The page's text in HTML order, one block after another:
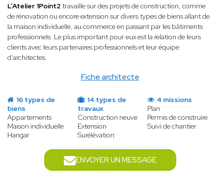
Fiche architecte
L’Atelier 1Point2 travaille sur des projets de construction, comme
de rénovation ou encore extension sur divers types de biens allant de
la maison individuelle, au commerce en passant par les bâtiments
professionnels. Le plus important pour eux est la relation de leurs
clients avec leurs partenaires professionnels et leur équipe
d’architectes.
16 types de
biens
Appartements
Maison individuelle
Hangar
14 types de
travaux
Construction neuve
Extension
Surélévation
4 missions
Plan
Permis de construire
Suivi de chantier
ENVOYER UN MESSAGE